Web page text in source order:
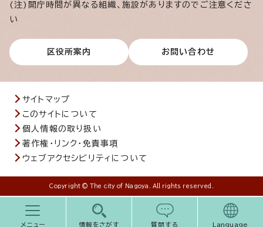
メニュー 情報をさがす 質問する Language
(注)開庁時間が異なる組織、施設がありますのでご注意くださ
い
区役所案内 お問い合わせ
サイトマップ
このサイトについて
個人情報の取り扱い
著作権・リンク・免責事項
ウェブアクセシビリティについて
Copyright © The city of Nagoya. All rights reserved.